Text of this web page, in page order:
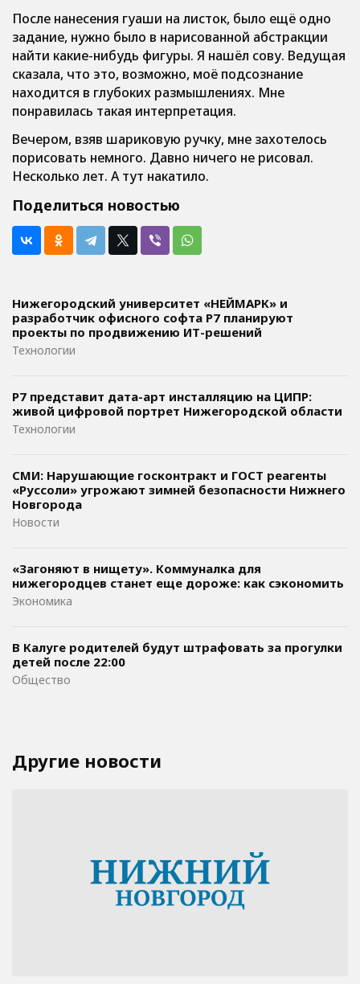
После нанесения гуаши на листок, было ещё одно
задание, нужно было в нарисованной абстракции
найти какие-нибудь фигуры. Я нашёл сову. Ведущая
сказала, что это, возможно, моё подсознание
находится в глубоких размышлениях. Мне
понравилась такая интерпретация.
Вечером, взяв шариковую ручку, мне захотелось
порисовать немного. Давно ничего не рисовал.
Несколько лет. А тут накатило.
Поделиться новостью
Нижегородский университет «НЕЙМАРК» и
разработчик офисного софта P7 планируют
проекты по продвижению ИТ-решений
Технологии
Р7 представит дата-арт инсталляцию на ЦИПР:
живой цифровой портрет Нижегородской области
Технологии
СМИ: Нарушающие госконтракт и ГОСТ реагенты
«Руссоли» угрожают зимней безопасности Нижнего
Новгорода
Новости
«Загоняют в нищету». Коммуналка для
нижегородцев станет еще дороже: как сэкономить
Экономика
В Калуге родителей будут штрафовать за прогулки
детей после 22:00
Общество
Другие новости